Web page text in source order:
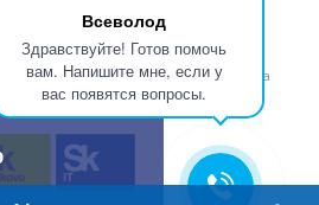
Всеволод
Здравствуйте! Готов помочь
вам. Напишите мне, если у
вас появятся вопросы.
12+ Все права защищены.
размещенной на данном сайте,
размещении активной гиперссылки на
meatinfo.ru